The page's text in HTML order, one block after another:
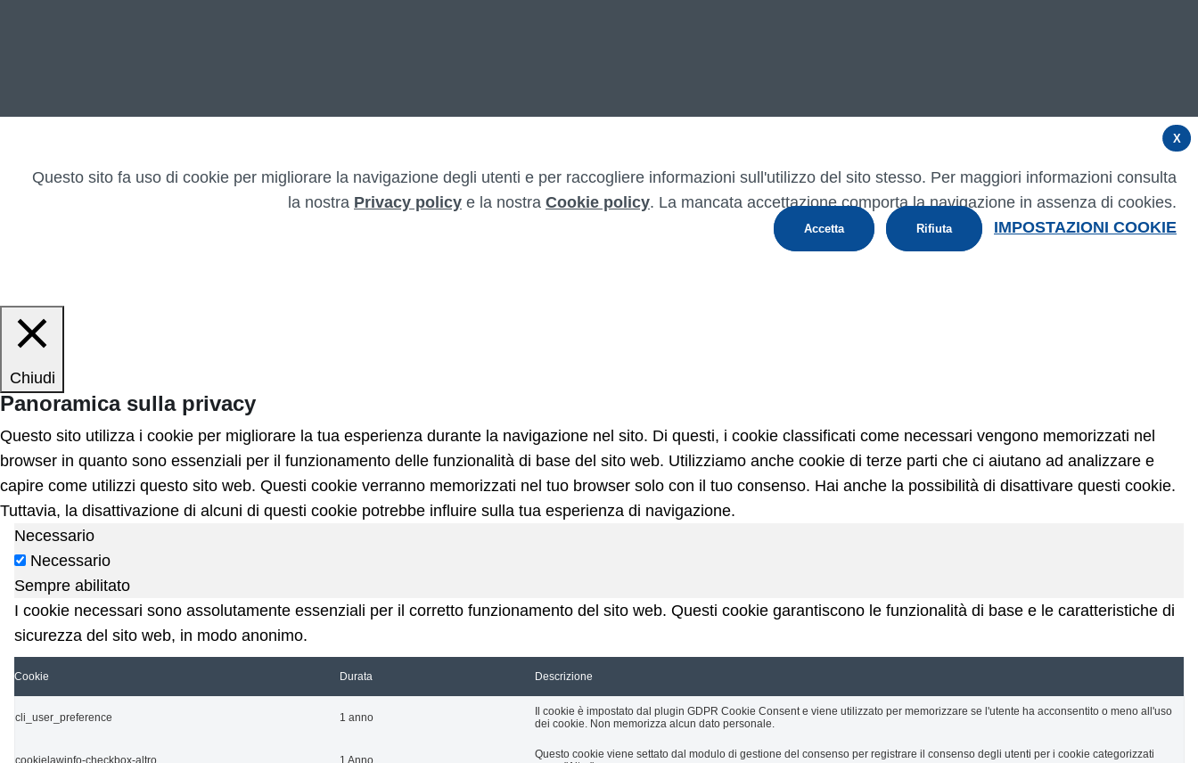
X
Questo sito fa uso di cookie per migliorare la navigazione degli utenti e per raccogliere informazioni sull'utilizzo del sito stesso. Per maggiori informazioni consulta
la nostra Privacy policy e la nostra Cookie policy. La mancata accettazione comporta la navigazione in assenza di cookies.
Accetta Rifiuta IMPOSTAZIONI COOKIE
Chiudi
Panoramica sulla privacy
Questo sito utilizza i cookie per migliorare la tua esperienza durante la navigazione nel sito. Di questi, i cookie classificati come necessari vengono memorizzati nel
browser in quanto sono essenziali per il funzionamento delle funzionalità di base del sito web. Utilizziamo anche cookie di terze parti che ci aiutano ad analizzare e
capire come utilizzi questo sito web. Questi cookie verranno memorizzati nel tuo browser solo con il tuo consenso. Hai anche la possibilità di disattivare questi cookie.
Tuttavia, la disattivazione di alcuni di questi cookie potrebbe influire sulla tua esperienza di navigazione.
Necessario
Necessario
Sempre abilitato
I cookie necessari sono assolutamente essenziali per il corretto funzionamento del sito web. Questi cookie garantiscono le funzionalità di base e le caratteristiche di
sicurezza del sito web, in modo anonimo.
Cookie Durata Descrizione
cli_user_preference 1 anno
Il cookie è impostato dal plugin GDPR Cookie Consent e viene utilizzato per memorizzare se l'utente ha acconsentito o meno all'uso
dei cookie. Non memorizza alcun dato personale.
cookielawinfo-checkbox-altro 1 Anno
Questo cookie viene settato dal modulo di gestione del consenso per registrare il consenso degli utenti per i cookie categorizzati